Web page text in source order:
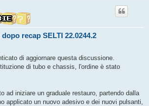
recap SELTI 22.0244.2
di aggiornare questa discussione.
di tubo e chassis, l'ordine è stato
ad iniziare un graduale restauro, partendo dalla
applicato un nuovo adesivo e dei nuovi pulsanti,